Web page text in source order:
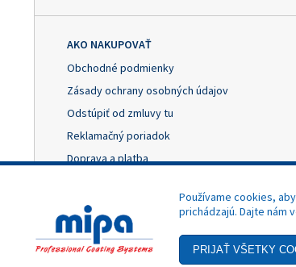
AKO NAKUPOVAŤ
Obchodné podmienky
Zásady ochrany osobných údajov
Odstúpiť od zmluvy tu
Reklamačný poriadok
Doprava a platba
Nastavenie cookies
- Akciová cena
Copyright © 2025 MIPA Autolack, s.r.o.
Používame cookies,
prichádzajú. Dajte nám